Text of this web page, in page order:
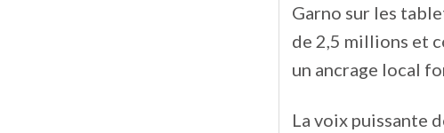
Garno sur les
de 2,5 millions et
un ancrage local
La voix puissante